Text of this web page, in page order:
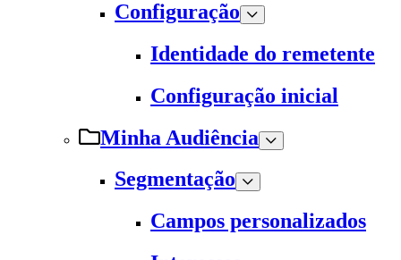
Configuração
Identidade do remetente
Configuração inicial
Minha Audiência
Segmentação
Campos personalizados